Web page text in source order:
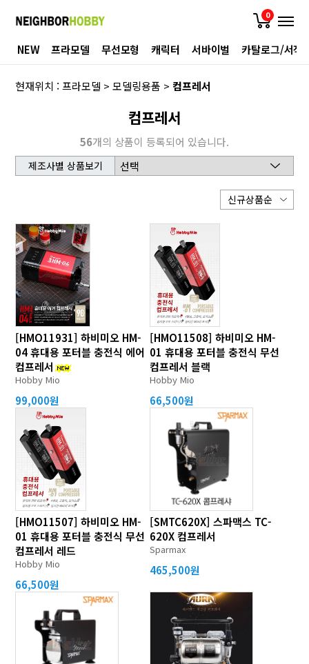
0
NEW 프라모델 무선모형 캐릭터 서바이벌 카탈로그/서적
현재위치 :프라모델 >모델링용품 >컴프레서
컴프레서
56개의 상품이 등록되어 있습니다.
제조사별 상품보기
[HMO11931] 하비미오 HM-
04 휴대용 포터블 충전식 에어
컴프레서
Hobby Mio
99,000원
[HMO11508] 하비미오 HM-
01 휴대용 포터블 충전식 무선
컴프레서 블랙
Hobby Mio
66,500원
[HMO11507] 하비미오 HM-
01 휴대용 포터블 충전식 무선
컴프레서 레드
Hobby Mio
66,500원
[SMTC620X] 스파맥스 TC-
620X 컴프레서
Sparmax
465,500원